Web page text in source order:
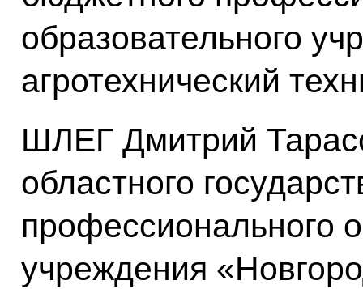
образовательного
агротехнический
ШЛЕГ Дмитрий
областного
профессионального
учреждения